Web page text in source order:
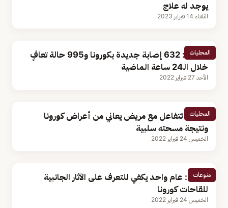
يوجد له علاج
الثلاثاء 14 فبراير 2023
المحليات
الصحة: 632 إصابة جديدة بكورونا و995 حالة تعافٍ
خلال الـ24 ساعة الماضية
الأحد 27 فبراير 2022
المحليات
الصحة تتفاعل مع مريض يعاني من أعراض كورونا
ونتيجة مسحته سلبية
الخميس 24 فبراير 2022
منوعات
علماء: عام واحد يكفي للتعرف على الآثار الجانبية
للقاحات كورونا
الخميس 24 فبراير 2022